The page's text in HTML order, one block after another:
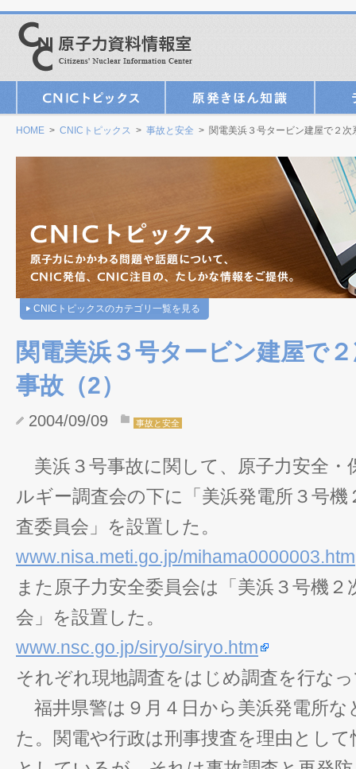
HOME > CNICトピックス > 事故と安全 > 関電美浜３号タービン建屋で２次
CNICトピックスのカテゴリ一覧を見る
関電美浜３号タービン建屋で
事故（2）
2004/09/09 事故と安全
美浜３号事故に関して、原子力安全・
ルギー調査会の下に「美浜発電所３号機
査委員会」を設置した。
www.nisa.meti.go.jp/mihama0000003.htm
また原子力安全委員会は「美浜３号機２
会」を設置した。
www.nsc.go.jp/siryo/siryo.htm
それぞれ現地調査をはじめ調査を行な
福井県警は９月４日から美浜発電所な
た。関電や行政は刑事捜査を理由とし